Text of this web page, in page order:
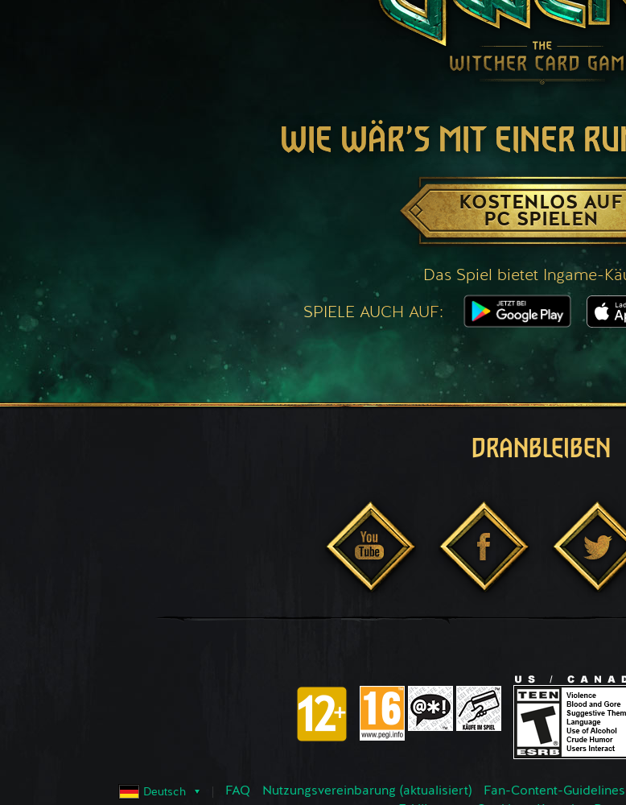
WIE WÄR’S MIT EINER
KOSTENLOS AUF
PC SPIELEN
Das Spiel bietet Ingame-
SPIELE AUCH AUF:
DRANBLEIBEN
Deutsch FAQ Nutzungsvereinbarung (aktualisiert) Fan-Content-Guidelines